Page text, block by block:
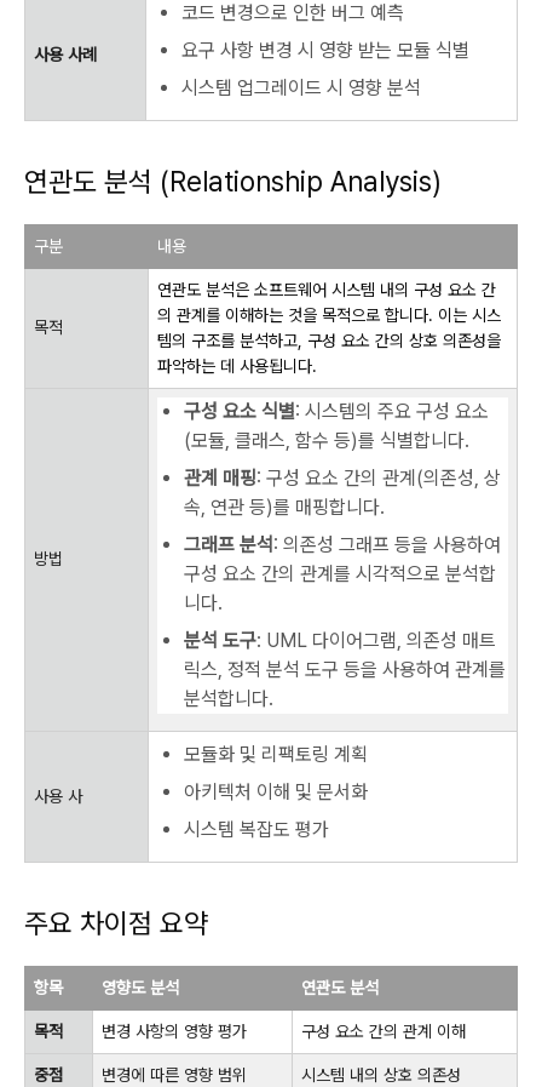
사용 사례
코드 변경으로 인한 버그 예측
요구 사항 변경 시 영향 받는 모듈 식별
시스템 업그레이드 시 영향 분석
연관도 분석 (Relationship Analysis)
구분 내용
목적
연관도 분석은 소프트웨어 시스템 내의 구성 요소 간
의 관계를 이해하는 것을 목적으로 합니다. 이는 시스
템의 구조를 분석하고, 구성 요소 간의 상호 의존성을
파악하는 데 사용됩니다.
방법
구성 요소 식별: 시스템의 주요 구성 요소
(모듈, 클래스, 함수 등)를 식별합니다.
관계 매핑: 구성 요소 간의 관계(의존성, 상
속, 연관 등)를 매핑합니다.
그래프 분석 : 의존성 그래프 등을 사용하여
구성 요소 간의 관계를 시각적으로 분석합
니다.
분석 도구: UML 다이어그램, 의존성 매트
릭스, 정적 분석 도구 등을 사용하여 관계를
분석합니다.
사용 사
모듈화 및 리팩토링 계획
아키텍처 이해 및 문서화
시스템 복잡도 평가
주요 차이점 요약
항목 영향도 분석 연관도 분석
목적 변경 사항의 영향 평가 구성 요소 간의 관계 이해
중점 변경에 따른 영향 범위 시스템 내의 상호 의존성